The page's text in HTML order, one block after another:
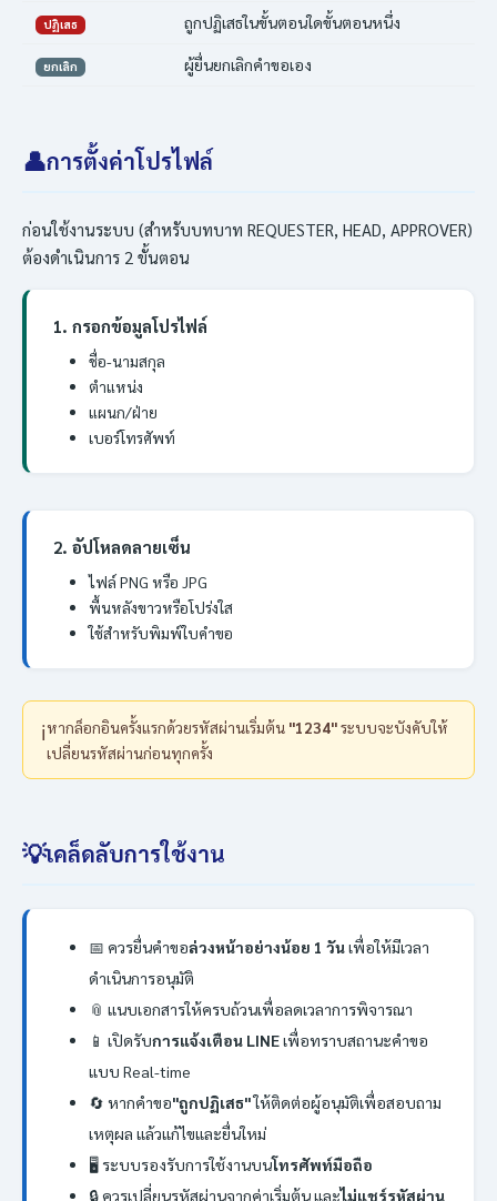
ปฏิเสธ ถูกปฏิเสธในขั้นตอนใดขั้นตอนหนึ่ง
ยกเลิก ผู้ยื่นยกเลิกคำขอเอง
👤การตั้งค่าโปรไฟล์
ก่อนใช้งานระบบ (สำหรับบทบาท REQUESTER, HEAD, APPROVER)
ต้องดำเนินการ 2 ขั้นตอน
1. กรอกข้อมูลโปรไฟล์
ชื่อ-นามสกุล
ตำแหน่ง
แผนก/ฝ่าย
เบอร์โทรศัพท์
2. อัปโหลดลายเซ็น
ไฟล์ PNG หรือ JPG
พื้นหลังขาวหรือโปร่งใส
ใช้สำหรับพิมพ์ใบคำขอ
ℹ️หากล็อกอินครั้งแรกด้วยรหัสผ่านเริ่มต้น "1234"ระบบจะบังคับให้
เปลี่ยนรหัสผ่านก่อนทุกครั้ง
💡เคล็ดลับการใช้งาน
📅 ควรยื่นคำขอล่วงหน้าอย่างน้อย 1 วันเพื่อให้มีเวลา
ดำเนินการอนุมัติ
📎 แนบเอกสารให้ครบถ้วนเพื่อลดเวลาการพิจารณา
📱 เปิดรับการแจ้งเตือน LINEเพื่อทราบสถานะคำขอ
แบบ Real-time
🔄 หากคำขอ"ถูกปฏิเสธ"ให้ติดต่อผู้อนุมัติเพื่อสอบถาม
เหตุผล แล้วแก้ไขและยื่นใหม่
🖥️ ระบบรองรับการใช้งานบนโทรศัพท์มือถือ
🔒 ควรเปลี่ยนรหัสผ่านจากค่าเริ่มต้น และไม่แชร์รหัสผ่าน